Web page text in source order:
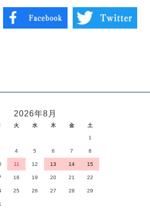
2026年8月
火 水 木 金 土
1
4 5 6 7 8
11 12 13 14 15
18 19 20 21 22
25 26 27 28 29